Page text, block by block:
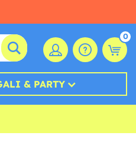
0
& PARTY